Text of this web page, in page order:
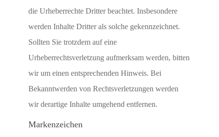
die Urheberrechte Dritter beachtet. Insbesondere
werden Inhalte Dritter als solche gekennzeichnet.
Sollten Sie trotzdem auf eine
Urheberrechtsverletzung aufmerksam werden, bitten
wir um einen entsprechenden Hinweis. Bei
Bekanntwerden von Rechtsverletzungen werden
wir derartige Inhalte umgehend entfernen.
Markenzeichen